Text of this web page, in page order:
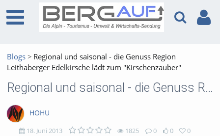
Blogs
Regional und saisonal - die Genuss Region
Leithaberger Edelkirsche lädt zum "Kirschenzauber"
Regional und saisonal - die Genuss Region Leithaberger Edelkirsche lädt zum "Kirschenzauber"
HOHU
18. Juni 2013 1825 0 0 0